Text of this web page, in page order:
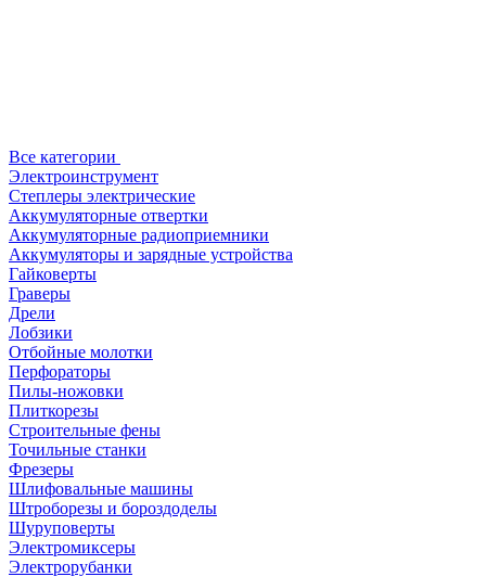
Все категории
Электроинструмент
Степлеры электрические
Аккумуляторные отвертки
Аккумуляторные радиоприемники
Аккумуляторы и зарядные устройства
Гайковерты
Граверы
Дрели
Лобзики
Отбойные молотки
Перфораторы
Пилы-ножовки
Плиткорезы
Строительные фены
Точильные станки
Фрезеры
Шлифовальные машины
Штроборезы и бороздоделы
Шуруповерты
Электромиксеры
Электрорубанки